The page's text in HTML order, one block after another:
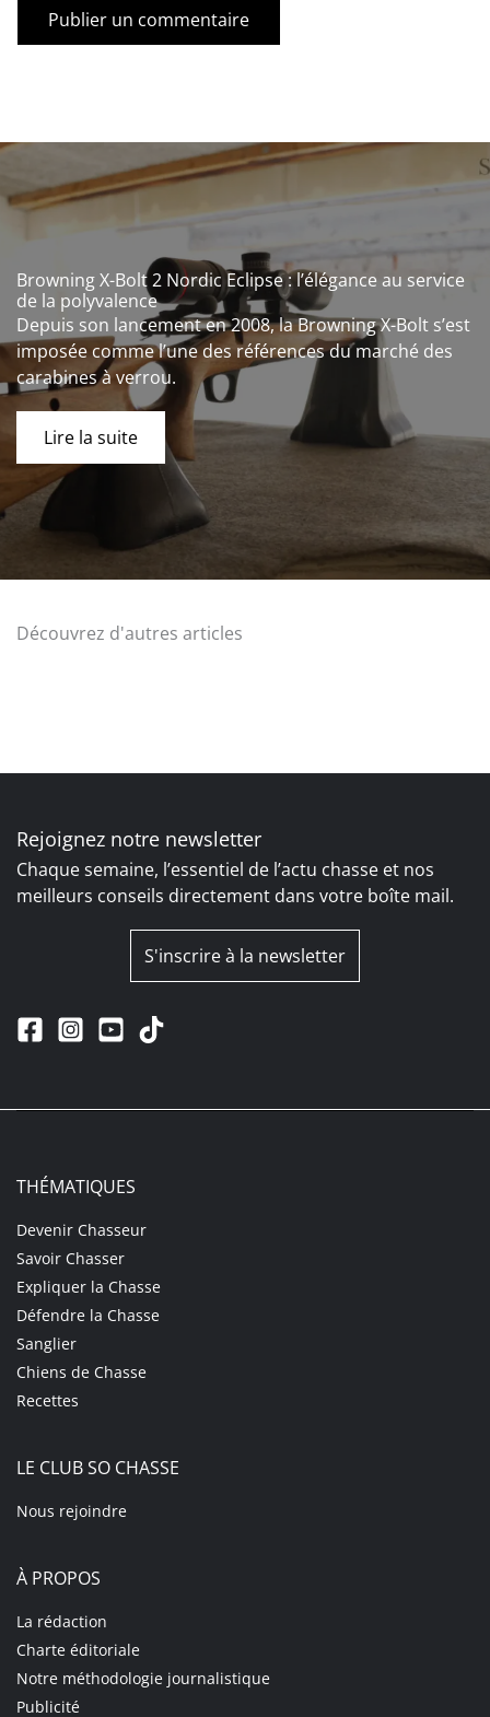
Browning X-Bolt 2 Nordic Eclipse : l’élégance au service
de la polyvalence
Depuis son lancement en 2008, la Browning X-Bolt s’est
imposée comme l’une des références du marché des
carabines à verrou.
Lire la suite
Découvrez d'autres articles
Rejoignez notre newsletter
Chaque semaine, l’essentiel de l’actu chasse et nos
meilleurs conseils directement dans votre boîte mail.
S'inscrire à la newsletter
THÉMATIQUES
Devenir Chasseur
Savoir Chasser
Expliquer la Chasse
Défendre la Chasse
Sanglier
Chiens de Chasse
Recettes
LE CLUB SO CHASSE
Nous rejoindre
À PROPOS
La rédaction
Charte éditoriale
Notre méthodologie journalistique
Publicité